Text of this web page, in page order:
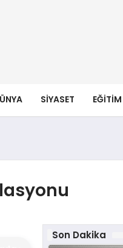
SIYASET EĞITIM
Son Dakika